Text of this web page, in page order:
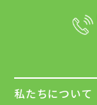
私たちについて